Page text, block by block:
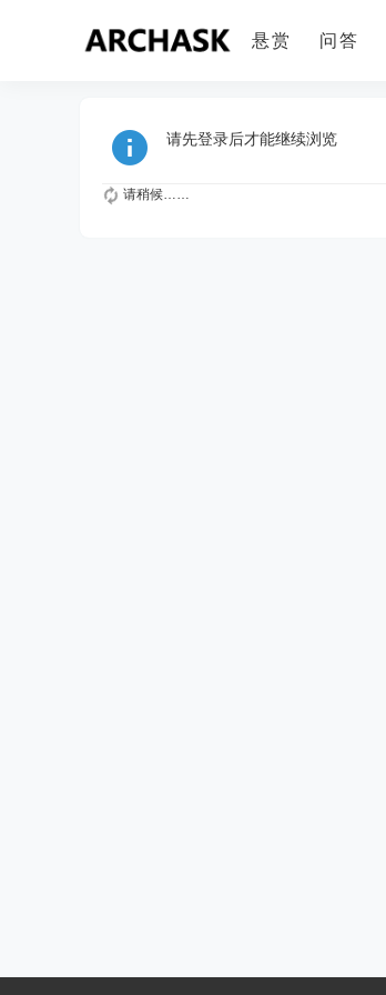
悬赏 问答
请先登录后才能继续浏览
请稍候……